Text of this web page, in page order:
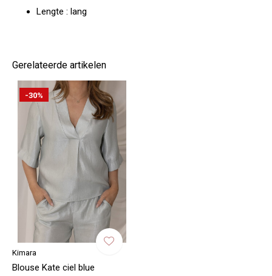
Lengte : lang
Gerelateerde artikelen
-30%
Kimara
Blouse Kate ciel blue